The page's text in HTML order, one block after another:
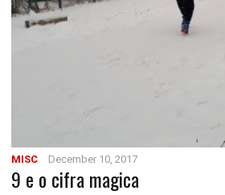
MISC December 10, 2017
9 e o cifra magica